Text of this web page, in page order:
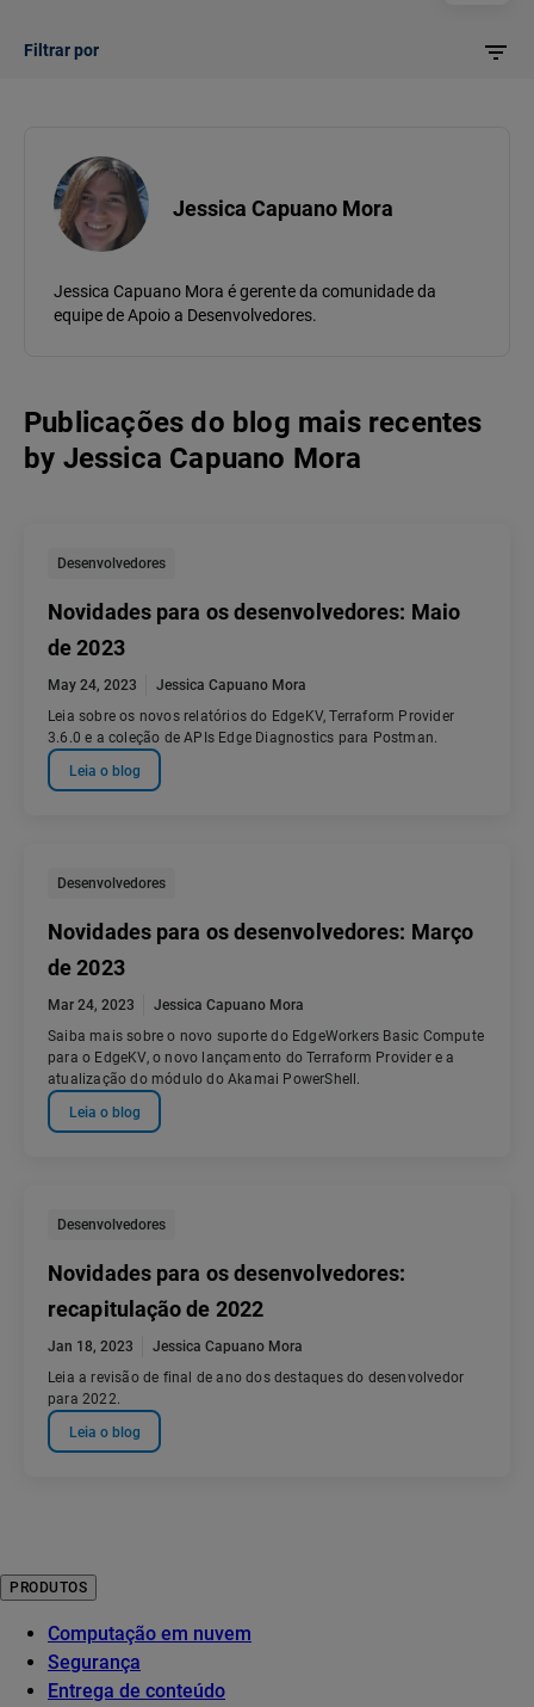
Filtrar por
Jessica Capuano Mora
Jessica Capuano Mora é gerente da comunidade da
equipe de Apoio a Desenvolvedores.
Publicações do blog mais recentes
by Jessica Capuano Mora
Desenvolvedores
Novidades para os desenvolvedores: Maio
de 2023
May 24, 2023
Jessica Capuano Mora
Leia sobre os novos relatórios do EdgeKV, Terraform Provider
3.6.0 e a coleção de APIs Edge Diagnostics para Postman.
Leia o blog
Desenvolvedores
Novidades para os desenvolvedores: Março
de 2023
Mar 24, 2023
Jessica Capuano Mora
Saiba mais sobre o novo suporte do EdgeWorkers Basic Compute
para o EdgeKV, o novo lançamento do Terraform Provider e a
atualização do módulo do Akamai PowerShell.
Leia o blog
Desenvolvedores
Novidades para os desenvolvedores:
recapitulação de 2022
Jan 18, 2023
Jessica Capuano Mora
Leia a revisão de final de ano dos destaques do desenvolvedor
para 2022.
Leia o blog
PRODUTOS
Computação em nuvem
Segurança
Entrega de conteúdo